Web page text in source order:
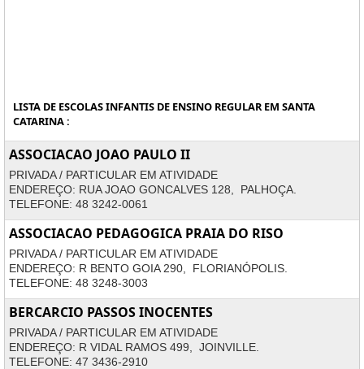
LISTA DE ESCOLAS INFANTIS DE ENSINO REGULAR EM SANTA
CATARINA :
ASSOCIACAO JOAO PAULO II
PRIVADA / PARTICULAR EM ATIVIDADE
ENDEREÇO: RUA JOAO GONCALVES 128, PALHOÇA.
TELEFONE: 48 3242-0061
ASSOCIACAO PEDAGOGICA PRAIA DO RISO
PRIVADA / PARTICULAR EM ATIVIDADE
ENDEREÇO: R BENTO GOIA 290, FLORIANÓPOLIS.
TELEFONE: 48 3248-3003
BERCARCIO PASSOS INOCENTES
PRIVADA / PARTICULAR EM ATIVIDADE
ENDEREÇO: R VIDAL RAMOS 499, JOINVILLE.
TELEFONE: 47 3436-2910